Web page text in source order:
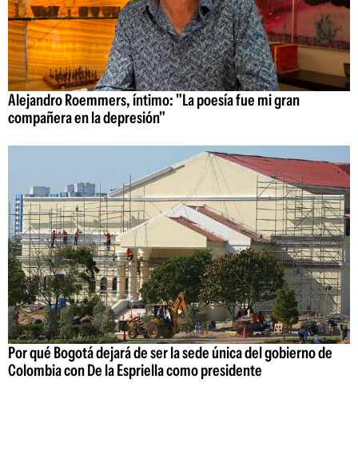
Alejandro Roemmers, íntimo: "La poesía fue mi gran
compañera en la depresión"
Por qué Bogotá dejará de ser la sede única del gobierno de
Colombia con De la Espriella como presidente